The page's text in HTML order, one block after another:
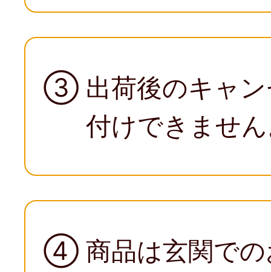
③ 出荷後のキャ
付けできませ
④ 商品は玄関で